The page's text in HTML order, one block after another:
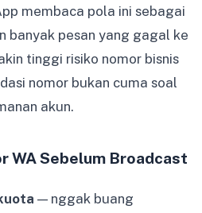
membaca pola ini sebagai
banyak pesan yang gagal ke
tinggi risiko nomor bisnis
nomor bukan cuma soal
akun.
WA Sebelum Broadcast
— nggak buang